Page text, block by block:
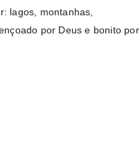
lagos, montanhas,
por Deus e bonito por